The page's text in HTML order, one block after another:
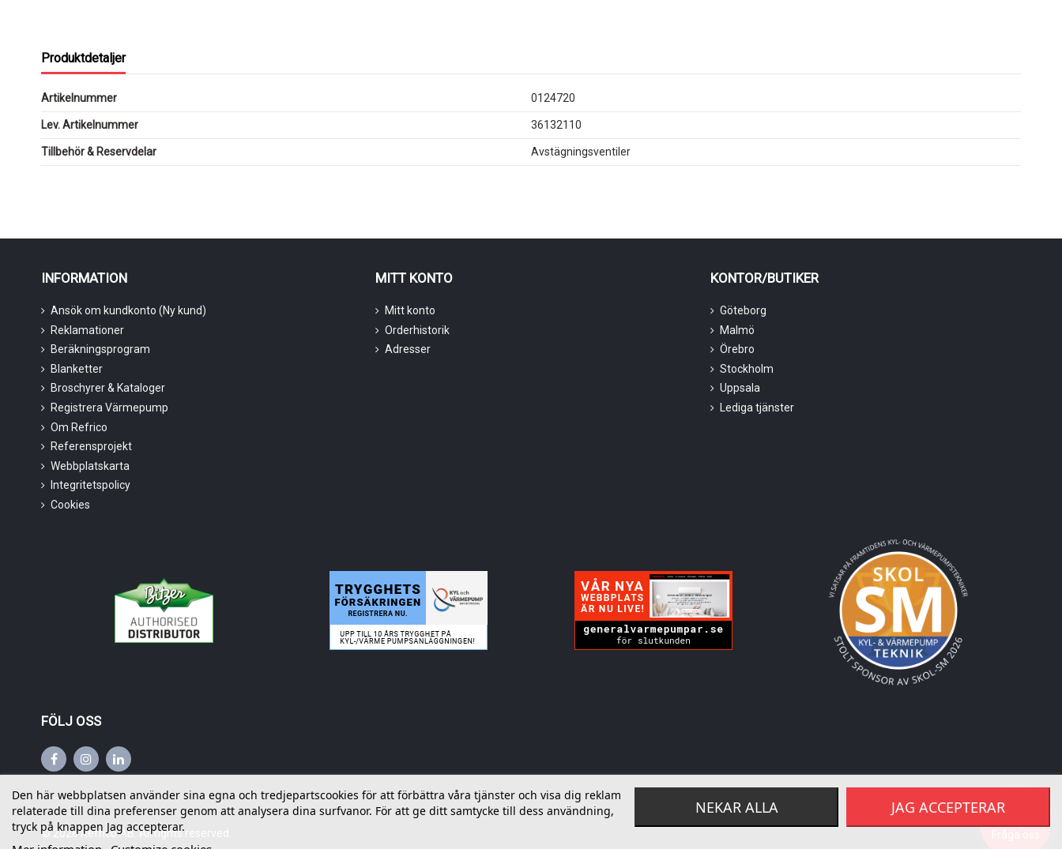
Produktdetaljer
Artikelnummer 0124720
Lev. Artikelnummer 36132110
Tillbehör & Reservdelar Avstägningsventiler
INFORMATION
Ansök om kundkonto (Ny kund)
Reklamationer
Beräkningsprogram
Blanketter
Broschyrer & Kataloger
Registrera Värmepump
Om Refrico
Referensprojekt
Webbplatskarta
Integritetspolicy
Cookies
MITT KONTO
Mitt konto
Orderhistorik
Adresser
KONTOR/BUTIKER
Göteborg
Malmö
Örebro
Stockholm
Uppsala
Lediga tjänster
Den här webbplatsen använder sina egna och tredjepartscookies för att förbättra våra tjänster och visa dig reklam
relaterade till dina preferenser genom att analysera dina surfvanor. För att ge ditt samtycke till dess användning,
tryck på knappen Jag accepterar.
NEKAR ALLA JAG ACCEPTERAR
FÖLJ OSS
© 2026Refrico AB. All rights reserved.